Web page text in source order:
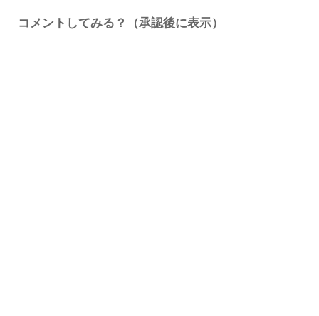
コメントしてみる？（承認後に表示）